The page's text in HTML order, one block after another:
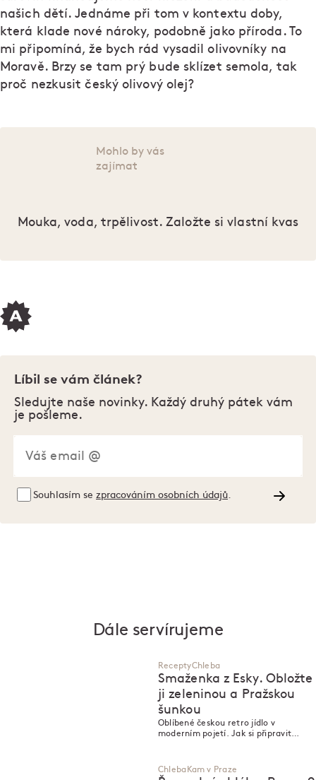
našich dětí. Jednáme při tom v kontextu doby,
která klade nové nároky, podobně jako příroda. To
mi připomíná, že bych rád vysadil olivovníky na
Moravě. Brzy se tam prý bude sklízet semola, tak
proč nezkusit český olivový olej?
Mohlo by vás
zajímat
Mouka, voda, trpělivost. Založte si vlastní kvas
Líbil se vám článek?
Sledujte naše novinky. Každý druhý pátek vám
je pošleme.
Souhlasím se zpracováním osobních údajů
Dále servírujeme
ReceptyChleba
Smaženka z Esky. Obložte
ji zeleninou a Pražskou
šunkou
Oblíbené českou retro jídlo v
moderním pojetí. Jak si připravit
Chleba Kam v Praze